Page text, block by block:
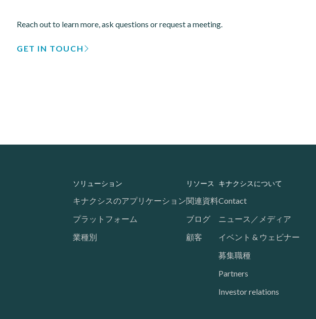
Reach out to learn more, ask questions or request a meeting.
GET IN TOUCH
ソリューション
キナクシスのアプリケーション
プラットフォーム
業種別
リソース
関連資料
ブログ
顧客
キナクシスについて
Contact
ニュース／メディア
イベント & ウェビナー
募集職種
Partners
Investor relations